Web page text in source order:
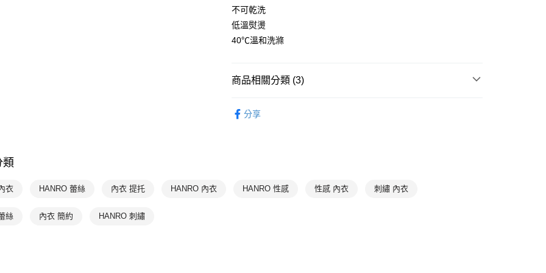
付款後全家取貨$888免運-以PackAge+配客嘉循環箱包裝寄
出
每筆NT$90，滿NT$888(含以上)免運費
每筆NT$90，滿NT$1,000(含以上)免運費
每筆NT$90，滿NT$1,000(含以上)免運費
不可乾洗
低溫熨燙
40℃溫和洗滌
商品相關分類 (3)
分享
類
衣 HANRO 蕾絲 內衣 提托 HANRO 內衣 HANRO 性感 性感 內衣 刺繡 內衣
絲 內衣 簡約 HANRO 刺繡